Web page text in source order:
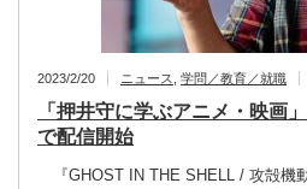
2023/2/20 ニュース 学問／教育／就職
「押井守に学ぶアニメ・映画
で配信開始
『GHOST IN THE SHELL / 攻殻機